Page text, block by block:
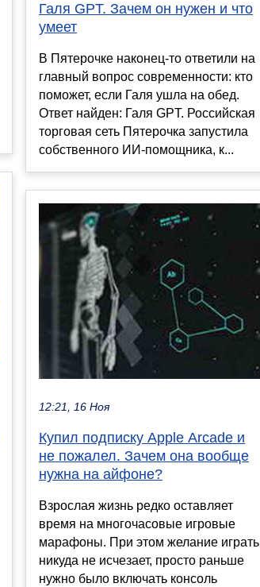
Галя GPT. Зачем он нужен и что
умеет
В Пятерочке наконец-то ответили на
главный вопрос современности: кто
поможет, если Галя ушла на обед.
Ответ найден: Галя GPT. Российская
торговая сеть Пятерочка запустила
собственного ИИ-помощника, к...
12:21, 16 Ноя
Купил подписку Apple Arcade и
не пожалел. Зачем она вообще
нужна на айфоне?
Взрослая жизнь редко оставляет
время на многочасовые игровые
марафоны. При этом желание играть
никуда не исчезает, просто раньше
нужно было включать консоль